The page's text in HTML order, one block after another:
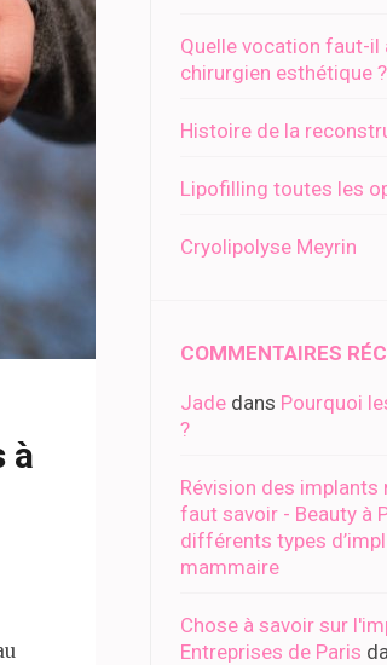
à
Quelle vocation faut-il
chirurgien esthétique ?
Histoire de la
Lipofilling toutes les
Cryolipolyse Meyrin
COMMENTAIRES
Jade dans Pourquoi
?
Révision des implants
faut savoir - Beauty à
différents types
mammaire
Chose à savoir sur
Entreprises de Paris